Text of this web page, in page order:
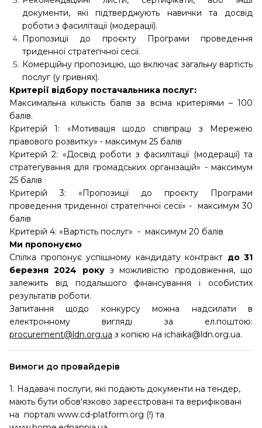
документи, які підтверджують навички та досвід
роботи з фасилітації (модерації).
Пропозиції до проєкту Програми проведення
триденної стратегічної сесії.
Комерційну пропозицію, що включає загальну вартість
послуг (у гривнях).
Критерії відбору постачальника послуг:
Максимальна кількість балів за всіма критеріями – 100
балів.
Критерій 1: «Мотивація щодо співпраці з Мережею
правового розвитку» - максимум 25 балів
Критерій 2: «Досвід роботи з фасилітації (модерації) та
стратегування для громадських організацій» - максимум
25 балів
Критерій 3: «Пропозиції до проєкту Програми
проведення триденної стратегічної сесії» - максимум 30
балів
Критерій 4: «Вартість послуг» - максимум 20 балів
Ми пропонуємо
Спілка пропонує успішному кандидату контракт до 31
березня 2024 рокуз можливістю продовження, що
залежить від подальшого фінансування і особистих
результатів роботи.
Запитання щодо конкурсу можна надсилати в
електронному вигляді за ел.поштою:
procurement@ldn.org.ua з копією на ichaika@ldn.org.ua.
Вимоги до провайдерів
1. Надавачі послуги, які подають документи на тендер,
мають бути обов'язково зареєстровані та верифіковані
на порталі www.cd-platform.org (!) та